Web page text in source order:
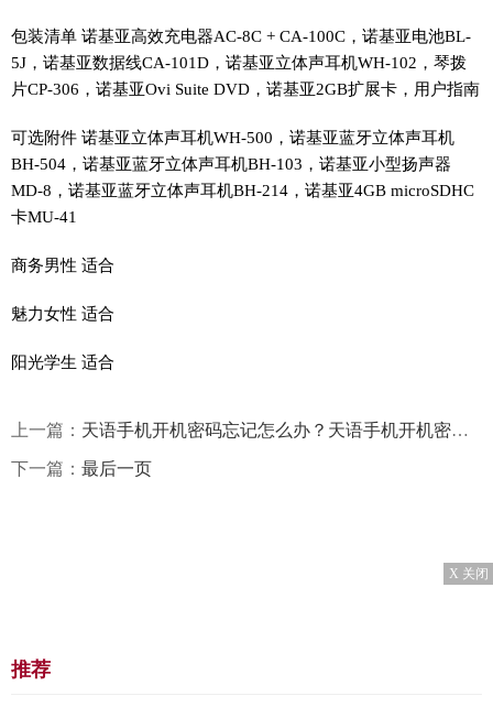
包装清单 诺基亚高效充电器AC-8C + CA-100C，诺基亚电池BL-
5J，诺基亚数据线CA-101D，诺基亚立体声耳机WH-102，琴拨
片CP-306，诺基亚Ovi Suite DVD，诺基亚2GB扩展卡，用户指南
可选附件 诺基亚立体声耳机WH-500，诺基亚蓝牙立体声耳机
BH-504，诺基亚蓝牙立体声耳机BH-103，诺基亚小型扬声器
MD-8，诺基亚蓝牙立体声耳机BH-214，诺基亚4GB microSDHC
卡MU-41
商务男性 适合
魅力女性 适合
阳光学生 适合
上一篇： 天语手机开机密码忘记怎么办？天语手机开机密码可以设置几位数？
下一篇： 最后一页
X 关闭
推荐